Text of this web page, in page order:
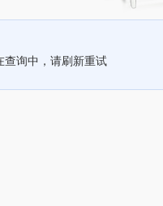
查询中，请刷新重试